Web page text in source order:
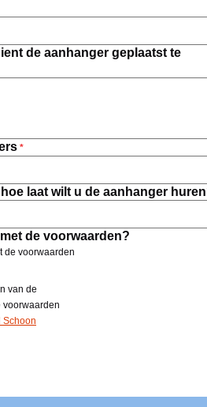
de aanhanger geplaatst te
*
laat wilt u de aanhanger
de voorwaarden?
de voorwaarden
van de
voorwaarden
Schoon